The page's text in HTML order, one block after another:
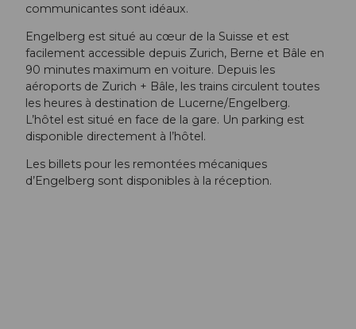
communicantes sont idéaux.
Engelberg est situé au cœur de la Suisse et est
facilement accessible depuis Zurich, Berne et Bâle en
90 minutes maximum en voiture. Depuis les
aéroports de Zurich + Bâle, les trains circulent toutes
les heures à destination de Lucerne/Engelberg.
L’hôtel est situé en face de la gare. Un parking est
disponible directement à l’hôtel.
Les billets pour les remontées mécaniques
d’Engelberg sont disponibles à la réception.